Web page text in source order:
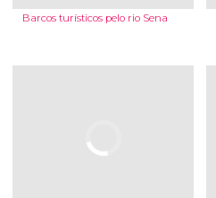
Barcos turísticos pelo rio Sena